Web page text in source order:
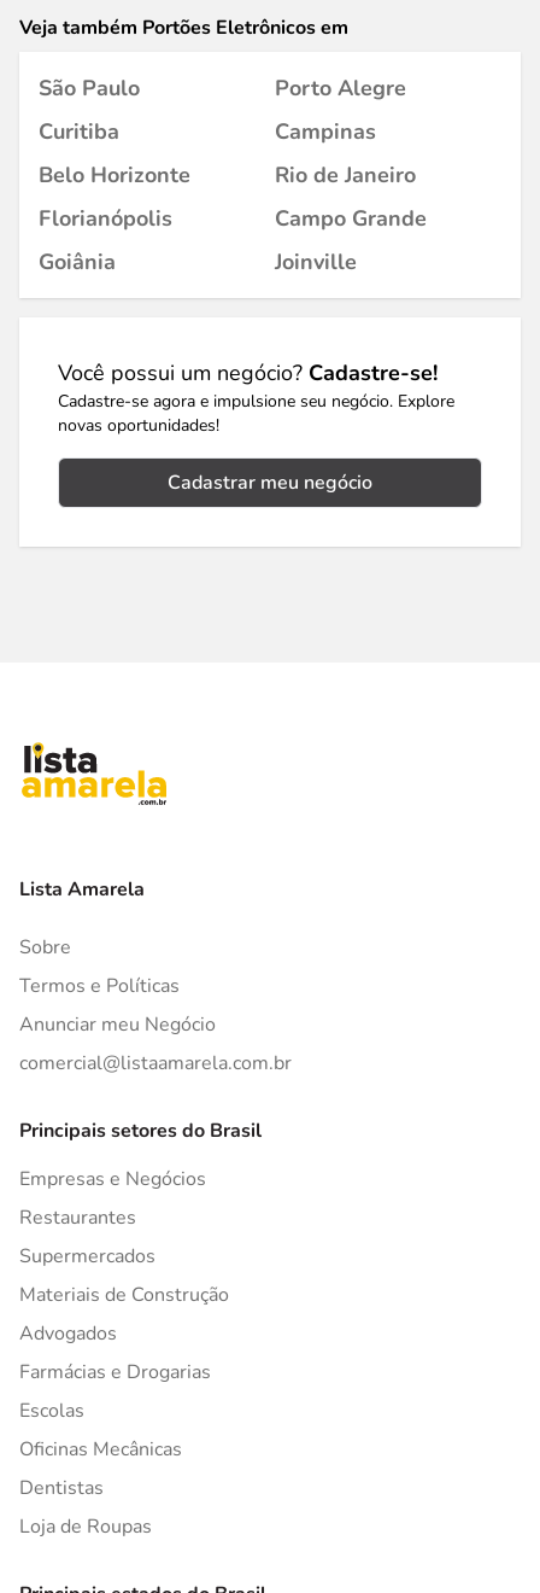
Veja também Portões Eletrônicos em
São Paulo
Porto Alegre
Curitiba
Campinas
Belo Horizonte
Rio de Janeiro
Florianópolis
Campo Grande
Goiânia
Joinville
Você possui um negócio? Cadastre-se!
Cadastre-se agora e impulsione seu negócio. Explore
novas oportunidades!
Cadastrar meu negócio
Lista Amarela
Sobre
Termos e Políticas
Anunciar meu Negócio
comercial@listaamarela.com.br
Principais setores do Brasil
Empresas e Negócios
Restaurantes
Supermercados
Materiais de Construção
Advogados
Farmácias e Drogarias
Escolas
Oficinas Mecânicas
Dentistas
Loja de Roupas